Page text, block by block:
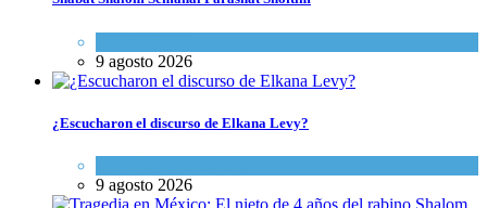
9 agosto 2026
¿Escucharon el discurso de Elkana Levy?
9 agosto 2026